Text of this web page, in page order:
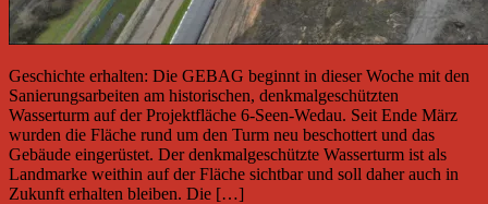
Geschichte erhalten: Die GEBAG beginnt in dieser Woche mit den
Sanierungsarbeiten am historischen, denkmalgeschützten
Wasserturm auf der Projektfläche 6-Seen-Wedau. Seit Ende März
wurden die Fläche rund um den Turm neu beschottert und das
Gebäude eingerüstet. Der denkmalgeschützte Wasserturm ist als
Landmarke weithin auf der Fläche sichtbar und soll daher auch in
Zukunft erhalten bleiben. Die […]